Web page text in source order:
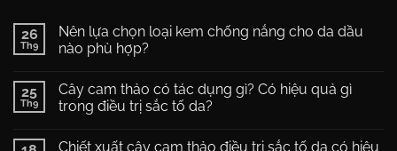
26
Th9
Nên lựa chọn loại kem chống nắng cho da dầu
nào phù hợp?
bình
luận
ở
chọn
25
Th9
Cây cam thảo có tác dụng gì? Có hiệu quả gì
trong điều trị sắc tố da?
bình
Chiết xuất cây cam thảo điều trị sắc tố da có hiệu